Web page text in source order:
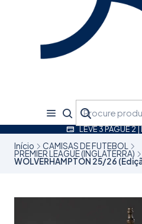
LEVE 3 PAGUE 2
Início CAMISAS DE FUTEBOL
PREMIER LEAGUE (INGLATERRA)
WOLVERHAMPTON 25/26